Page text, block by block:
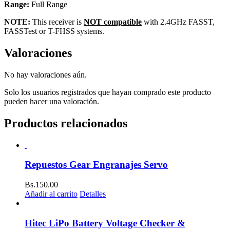
Range: Full Range
NOTE: This receiver is NOT compatible with 2.4GHz FASST,
FASSTest or T-FHSS systems.
Valoraciones
No hay valoraciones aún.
Solo los usuarios registrados que hayan comprado este producto
pueden hacer una valoración.
Productos relacionados
Repuestos Gear Engranajes Servo
Bs.150.00
Añadir al carrito Detalles
Hitec LiPo Battery Voltage Checker &